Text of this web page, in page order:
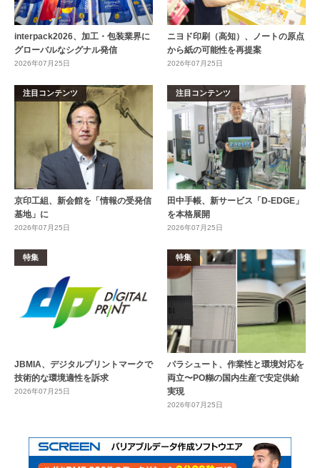
interpack2026、加工・包装業界に
グローバルなシグナル発信
2026年07月25日
ニヨド印刷（高知）、ノートの原点
から紙の可能性を再提案
2026年07月25日
注目コンテンツ
京印工組、新会館を「情報の受発信
基地」に
2026年07月25日
注目コンテンツ
田中手帳、新サービス「D-EDGE」
を本格展開
2026年07月25日
特集
JBMIA、デジタルプリントマークで
技術的な環境適性を訴求
2026年07月25日
特集
パラシュート、作業性と環境対応を
両立〜PO糊の国内生産で安定供給
実現
2026年07月25日